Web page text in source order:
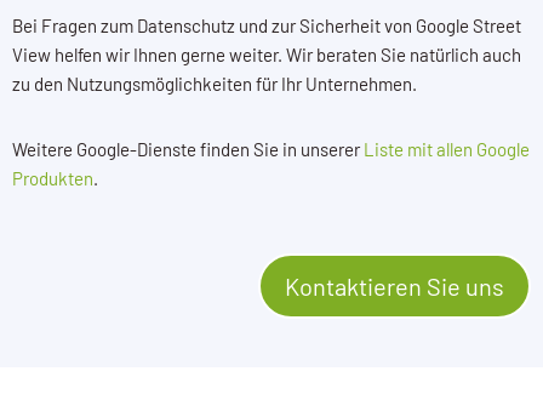
Bei Fragen zum Datenschutz und zur Sicherheit von Google Street
View helfen wir Ihnen gerne weiter. Wir beraten Sie natürlich auch
zu den Nutzungsmöglichkeiten für Ihr Unternehmen.
Weitere Google-Dienste finden Sie in unsererListe mit allen Google
Produkten.
Kontaktieren Sie uns